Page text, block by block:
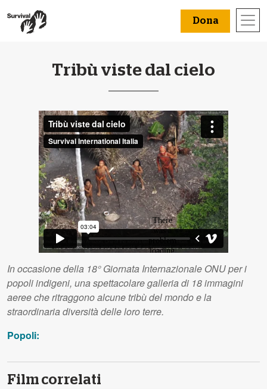
Dona
Tribù viste dal cielo
In occasione della 18° Giornata Internazionale ONU per i
popoli indigeni, una spettacolare galleria di 18 immagini
aeree che ritraggono alcune tribù del mondo e la
straordinaria diversità delle loro terre.
Popoli:
Film correlati